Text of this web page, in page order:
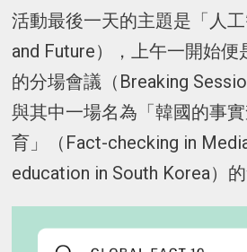
活動最後一天的主題是「人
and Future），上午一開始便
的分場會議（Breaking
與其中一場名為「韓國的事
育」（Fact-checking in
education in South Korea）的